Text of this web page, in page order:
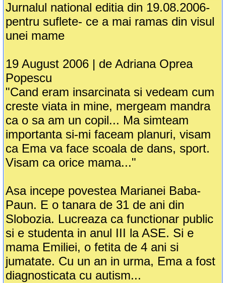
Jurnalul national editia din 19.08.2006-
pentru suflete- ce a mai ramas din visul
unei mame
19 August 2006 | de Adriana Oprea
Popescu
"Cand eram insarcinata si vedeam cum
creste viata in mine, mergeam mandra
ca o sa am un copil... Ma simteam
importanta si-mi faceam planuri, visam
ca Ema va face scoala de dans, sport.
Visam ca orice mama..."
Asa incepe povestea Marianei Baba-
Paun. E o tanara de 31 de ani din
Slobozia. Lucreaza ca functionar public
si e studenta in anul III la ASE. Si e
mama Emiliei, o fetita de 4 ani si
jumatate. Cu un an in urma, Ema a fost
diagnosticata cu autism...